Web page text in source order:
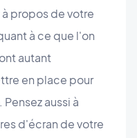
propos de votre
à ce que l'on
autant
en place pour
aussi à
d'écran de votre